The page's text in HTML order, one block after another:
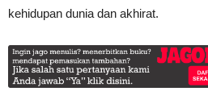
kehidupan dunia dan akhirat.